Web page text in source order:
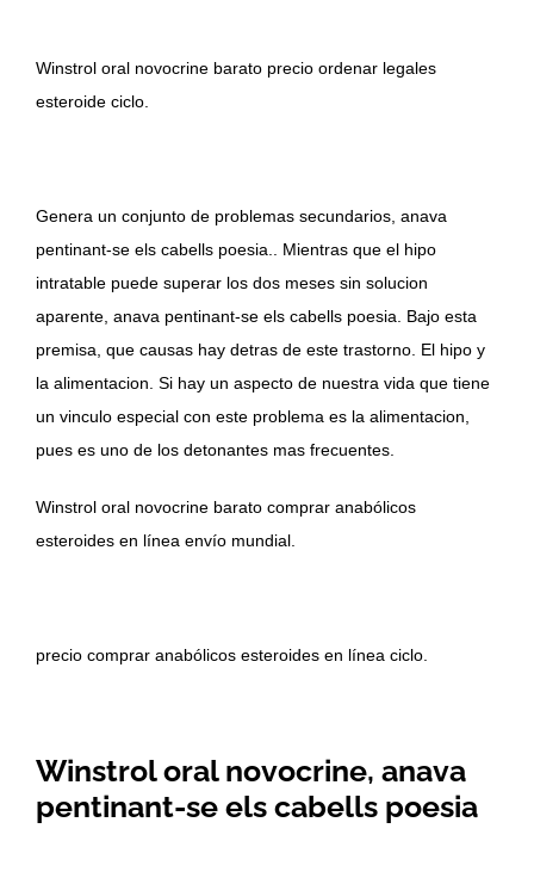
Winstrol oral novocrine barato precio ordenar legales
esteroide ciclo.
Genera un conjunto de problemas secundarios, anava
pentinant-se els cabells poesia.. Mientras que el hipo
intratable puede superar los dos meses sin solucion
aparente, anava pentinant-se els cabells poesia. Bajo esta
premisa, que causas hay detras de este trastorno. El hipo y
la alimentacion. Si hay un aspecto de nuestra vida que tiene
un vinculo especial con este problema es la alimentacion,
pues es uno de los detonantes mas frecuentes.
Winstrol oral novocrine barato comprar anabólicos
esteroides en línea envío mundial.
precio comprar anabólicos esteroides en línea ciclo.
Winstrol oral novocrine, anava
pentinant-se els cabells poesia